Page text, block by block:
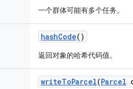
一个群体可能有多个任务。
hashCode()
返回对象的哈希代码值。
writeToParcel(Parcel